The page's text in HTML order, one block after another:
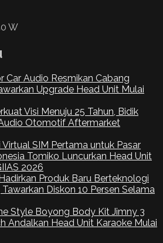
W
Car Audio Resmikan Cabang
Upgrade Head Unit Mulai
Visi Menuju 25 Tahun, Bidik
Otomotif Aftermarket
SIM Pertama untuk Pasar
Tomiko Luncurkan Head Unit
2026
Produk Baru Berteknologi
Diskon 10 Persen Selama
Style Boyong Body Kit Jimny 3
Andalkan Head Unit Karaoke Mulai